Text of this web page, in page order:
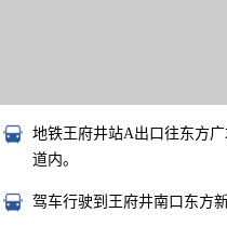
地铁王府井站A出口往东方
道内。
驾车行驶到王府井南口东方